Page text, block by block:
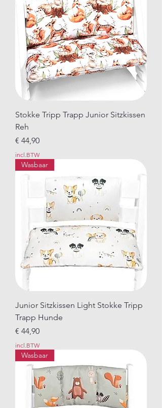
Stokke Tripp Trapp Junior Sitzkissen
Reh
Prijs
€ 44,90
incl.BTW
Wasbaar
Junior Sitzkissen Light Stokke Tripp
Trapp Hunde
Prijs
€ 44,90
incl.BTW
Wasbaar